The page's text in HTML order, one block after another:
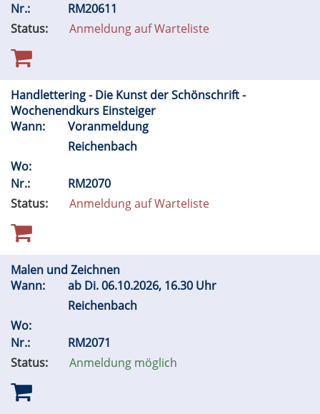
Nr.:
RM20611
Status:
Anmeldung auf Warteliste
Handlettering - Die Kunst der Schönschrift -
Wochenendkurs Einsteiger
Wann:
Voranmeldung
Reichenbach
Wo:
Nr.:
RM2070
Status:
Anmeldung auf Warteliste
Malen und Zeichnen
Wann:
ab Di.06.10.2026, 16.30 Uhr
Reichenbach
Wo:
Nr.:
RM2071
Status:
Anmeldung möglich